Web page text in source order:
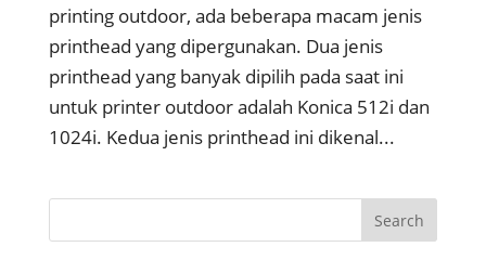
printing outdoor, ada beberapa macam jenis
printhead yang dipergunakan. Dua jenis
printhead yang banyak dipilih pada saat ini
untuk printer outdoor adalah Konica 512i dan
1024i. Kedua jenis printhead ini dikenal...